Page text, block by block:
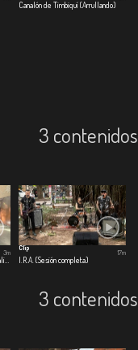
Canalón de Timbiquí (Arrullando)
3 contenidos
I.R.A. (No te preocupes - Inmortalizar)
3m
Clip
I.R.A. (Sesión completa)
17m
3 contenidos